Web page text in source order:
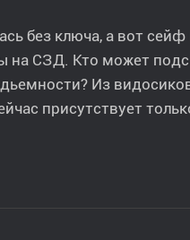
без ключа, а вот
на СЗД. Кто может
Из
присутствует